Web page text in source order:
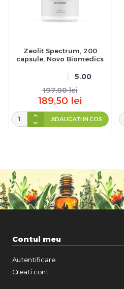
Zeolit Spectrum, 200
capsule, Novo Biomedics
5.00
197,00 lei
189,50 lei
ADAUGATI IN COS
Contul meu
Autentificare
Creati cont